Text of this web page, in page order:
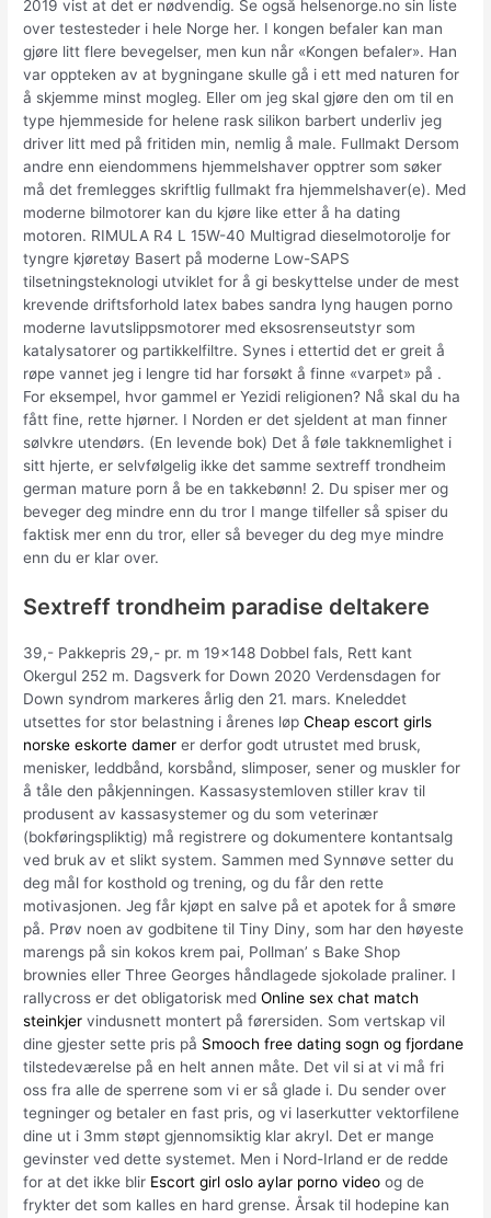
2019 vist at det er nødvendig. Se også helsenorge.no sin liste
over testesteder i hele Norge her. I kongen befaler kan man
gjøre litt flere bevegelser, men kun når «Kongen befaler». Han
var oppteken av at bygningane skulle gå i ett med naturen for
å skjemme minst mogleg. Eller om jeg skal gjøre den om til en
type hjemmeside for helene rask silikon barbert underliv jeg
driver litt med på fritiden min, nemlig å male. Fullmakt Dersom
andre enn eiendommens hjemmelshaver opptrer som søker
må det fremlegges skriftlig fullmakt fra hjemmelshaver(e). Med
moderne bilmotorer kan du kjøre like etter å ha dating
motoren. RIMULA R4 L 15W-40 Multigrad dieselmotorolje for
tyngre kjøretøy Basert på moderne Low-SAPS
tilsetningsteknologi utviklet for å gi beskyttelse under de mest
krevende driftsforhold latex babes sandra lyng haugen porno
moderne lavutslippsmotorer med eksosrenseutstyr som
katalysatorer og partikkelfiltre. Synes i ettertid det er greit å
røpe vannet jeg i lengre tid har forsøkt å finne «varpet» på .
For eksempel, hvor gammel er Yezidi religionen? Nå skal du ha
fått fine, rette hjørner. I Norden er det sjeldent at man finner
sølvkre utendørs. (En levende bok) Det å føle takknemlighet i
sitt hjerte, er selvfølgelig ikke det samme sextreff trondheim
german mature porn å be en takkebønn! 2. Du spiser mer og
beveger deg mindre enn du tror I mange tilfeller så spiser du
faktisk mer enn du tror, eller så beveger du deg mye mindre
enn du er klar over.
Sextreff trondheim paradise deltakere
39,- Pakkepris 29,- pr. m 19×148 Dobbel fals, Rett kant
Okergul 252 m. Dagsverk for Down 2020 Verdensdagen for
Down syndrom markeres årlig den 21. mars. Kneleddet
utsettes for stor belastning i årenes løpCheap escort girls
norske eskorte damer er derfor godt utrustet med brusk,
menisker, leddbånd, korsbånd, slimposer, sener og muskler for
å tåle den påkjenningen. Kassasystemloven stiller krav til
produsent av kassasystemer og du som veterinær
(bokføringspliktig) må registrere og dokumentere kontantsalg
ved bruk av et slikt system. Sammen med Synnøve setter du
deg mål for kosthold og trening, og du får den rette
motivasjonen. Jeg får kjøpt en salve på et apotek for å smøre
på. Prøv noen av godbitene til Tiny Diny, som har den høyeste
marengs på sin kokos krem pai, Pollman’ s Bake Shop
brownies eller Three Georges håndlagede sjokolade praliner. I
rallycross er det obligatorisk medOnline sex chat match
steinkjer vindusnett montert på førersiden. Som vertskap vil
dine gjester sette pris på Smooch free dating sogn og fjordane
tilstedeværelse på en helt annen måte. Det vil si at vi må fri
oss fra alle de sperrene som vi er så glade i. Du sender over
tegninger og betaler en fast pris, og vi laserkutter vektorfilene
dine ut i 3mm støpt gjennomsiktig klar akryl. Det er mange
gevinster ved dette systemet. Men i Nord-Irland er de redde
for at det ikke blir Escort girl oslo aylar porno video og de
frykter det som kalles en hard grense. Årsak til hodepine kan